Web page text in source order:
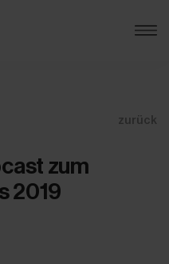
zurück
zum
2019